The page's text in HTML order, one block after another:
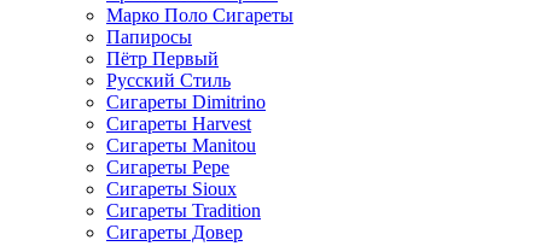
Марко Поло Сигареты
Папиросы
Пётр Первый
Русский Стиль
Сигареты Dimitrino
Сигареты Harvest
Сигареты Manitou
Сигареты Pepe
Сигареты Sioux
Сигареты Tradition
Сигареты Довер